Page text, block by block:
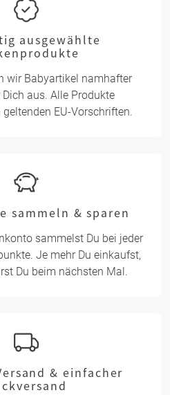
ausgewählte
wir Babyartikel namhafter
aus. Alle Produkte
EU-Vorschriften.
sammeln & sparen
sammelst Du bei jeder
Je mehr Du einkaufst,
Du beim nächsten Mal.
& einfacher